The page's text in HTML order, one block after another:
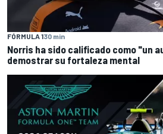
FÓRMULA 130 min
Norris ha sido calificado como "un
demostrar su fortaleza mental